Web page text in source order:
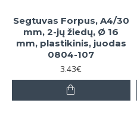
Segtuvas Forpus, A4/30
mm, 2-jų žiedų, Ø 16
mm, plastikinis, juodas
0804-107
3.43€